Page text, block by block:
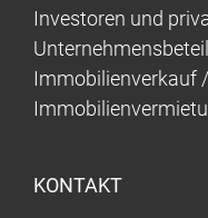
Investoren und
Immobilienverkauf
KONTAKT